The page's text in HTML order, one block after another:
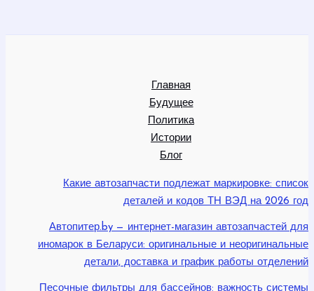
Главная
Будущее
Политика
Истории
Блог
Какие автозапчасти подлежат маркировке: список
деталей и кодов ТН ВЭД на 2026 год
Автопитер.by — интернет-магазин автозапчастей для
иномарок в Беларуси: оригинальные и неоригинальные
детали, доставка и график работы отделений
Песочные фильтры для бассейнов: важность системы